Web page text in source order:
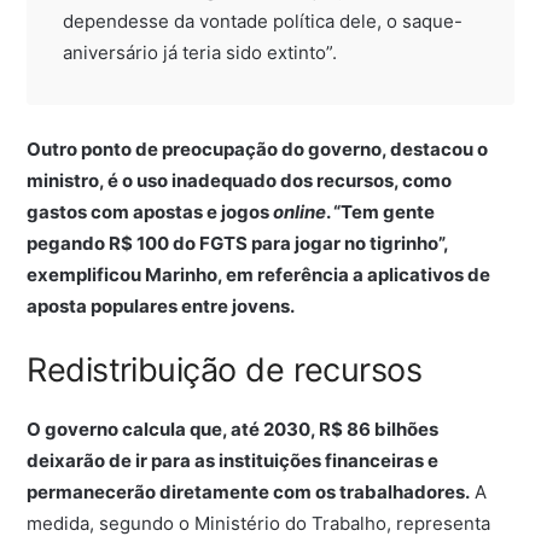
dependesse da vontade política dele, o saque-
aniversário já teria sido extinto”.
Outro ponto de preocupação do governo, destacou o
ministro, é o uso inadequado dos recursos, como
gastos com apostas e jogosonline. “Tem gente
pegando R$ 100 do FGTS para jogar no tigrinho”,
exemplificou Marinho, em referência a aplicativos de
aposta populares entre jovens.
Redistribuição de recursos
O governo calcula que, até 2030, R$ 86 bilhões
deixarão de ir para as instituições financeiras e
permanecerão diretamente com os trabalhadores. A
medida, segundo o Ministério do Trabalho, representa